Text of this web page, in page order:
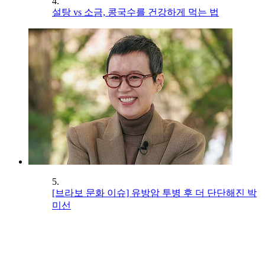
설탕 vs 소금, 콩국수를 건강하게 먹는 법
5.
[브라보 문화 이슈] 유방암 투병 후 더 단단해진 박
미선